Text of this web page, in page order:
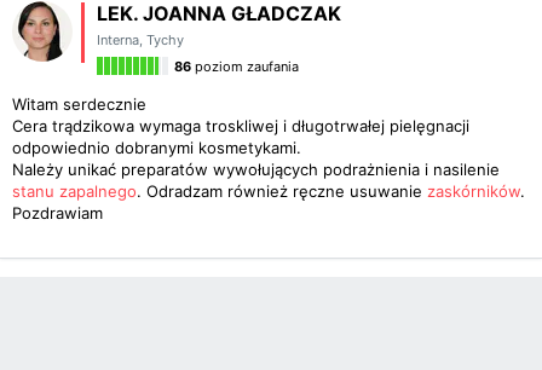
LEK. JOANNA GŁADCZAK
Interna, Tychy
86 poziom zaufania
Witam serdecznie
Cera trądzikowa wymaga troskliwej i długotrwałej pielęgnacji
odpowiednio dobranymi kosmetykami.
Należy unikać preparatów wywołujących podrażnienia i nasilenie
stanu zapalnego. Odradzam również ręczne usuwanie zaskórników.
Pozdrawiam